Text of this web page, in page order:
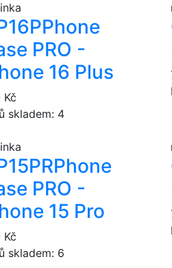
Phone
PRO -
16 Plus
Kč
skladem: 4
Phone
PRO -
15 Pro
Kč
skladem: 6